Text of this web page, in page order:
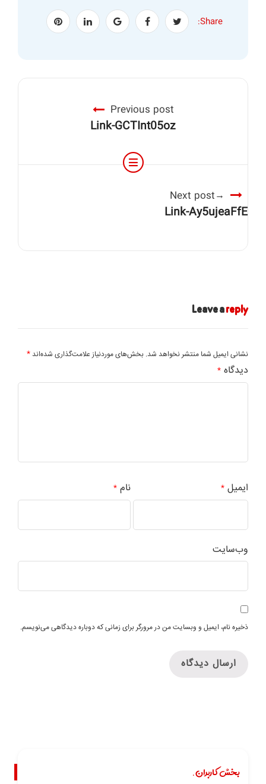
Share:
Previous post
Link-GCTInt05oz
Next post
Link-Ay5ujeaFfE
Leave areply
نشانی ایمیل شما منتشر نخواهد شد. بخش‌های موردنیاز علامت‌گذاری شده‌اند *
دیدگاه *
نام * ایمیل*
وب‌سایت
ذخیره نام، ایمیل و وبسایت من در مرورگر برای زمانی که دوباره دیدگاهی می‌نویسم.
بخش کاربران.